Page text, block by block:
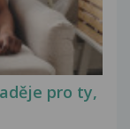
pro ty,